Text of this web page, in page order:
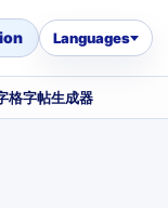
Languages
格字帖生成器